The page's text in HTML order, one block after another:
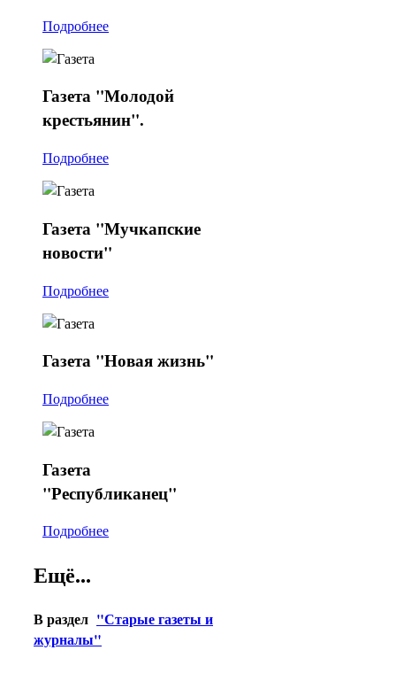
Подробнее
Газета "Молодой
крестьянин".
Подробнее
Газета "Мучкапские
новости"
Подробнее
Газета "Новая жизнь"
Подробнее
Газета
"Республиканец"
Подробнее
Ещё...
В раздел "Старые газеты и
журналы"